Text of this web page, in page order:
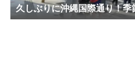
久しぶりに沖縄国際通り！季